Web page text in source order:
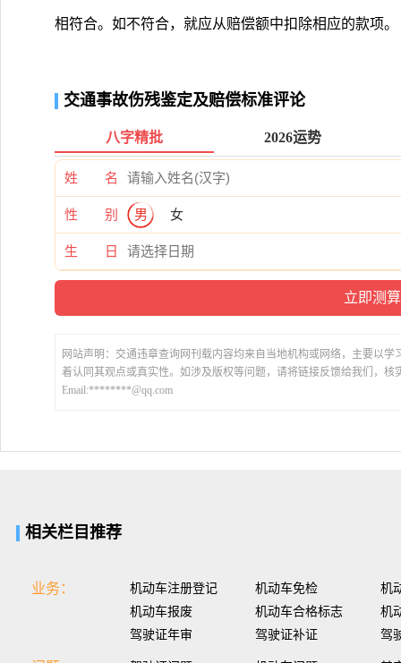
相符合。如不符合，就应从赔偿额中扣除相应的款项。
交通事故伤残鉴定及赔偿标准评论
八字精批 2026运势
姓 名
性 别 男 女
生 日
网站声明：交通违章查询网刊载内容均来自当地机构或网络，主要以
着认同其观点或真实性。如涉及版权等问题，请将链接反馈给我们，核
Email:********@qq.com
相关栏目推荐
业务： 机动车注册登记 机动车免检
机
机动车报废
机动车合格标志
机
驾驶证年审
驾驶证补证 驾